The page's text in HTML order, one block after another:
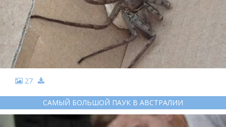
27
САМЫЙ БОЛЬШОЙ ПАУК В АВСТРАЛИИ